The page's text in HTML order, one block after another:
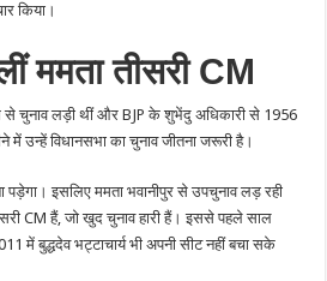
किया।
ममता तीसरी CM
से चुनाव लड़ी थीं और BJP के शुभेंदु अधिकारी से 1956
में उन्हें विधानसभा का चुनाव जीतना जरूरी है।
पड़ेगा। इसलिए ममता भवानीपुर से उपचुनाव लड़ रही
CM हैं, जो खुद चुनाव हारी हैं। इससे पहले साल
बुद्धदेव भट्टाचार्य भी अपनी सीट नहीं बचा सके